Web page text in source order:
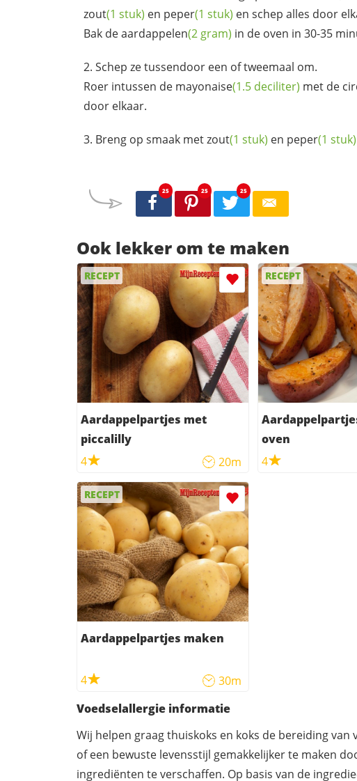
zout(1 stuk) en peper(1 stuk) en schep alles door
Bak deaardappelen(2 gram) in de oven in 30-35
Schep ze tussendoor een of tweemaal om.
Roer intussen de mayonaise(1.5 deciliter) met de
door elkaar.
Breng op smaak metzout(1 stuk) en peper(1 stuk)
25 25 25
Ook lekker om te maken
RECEPT
Aardappelpartjes met
piccalilly
4
20m
RECEPT
oven
4
RECEPT
Aardappelpartjes maken
4
30m
Voedselallergie informatie
Wij helpen graag thuiskoks en koks de bereiding
of een bewuste levensstijl gemakkelijker te maken
ingrediënten te verschaffen. Op basis van de